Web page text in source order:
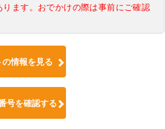
ます。おでかけの際は事前にご確認
情報を見る
号を確認する